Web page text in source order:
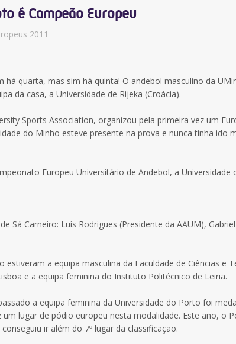
é Campeão Europeu
2011
há quarta, mas sim há quinta! O andebol masculino da
da casa, a Universidade de Rijeka (Croácia).
Sports Association, organizou pela primeira vez um
do Minho esteve presente na prova e nunca tinha ido
Europeu Universitário de Andebol, a
Sá Carneiro: Luís Rodrigues (Presidente da AAUM),
estiveram a equipa masculina da Faculdade de Ciências e
e a equipa feminina do Instituto Politécnico de Leiria.
a equipa feminina da Universidade do Porto foi
um lugar de pódio europeu nesta modalidade. Este ano, o
ir além do 7º lugar da classificação.